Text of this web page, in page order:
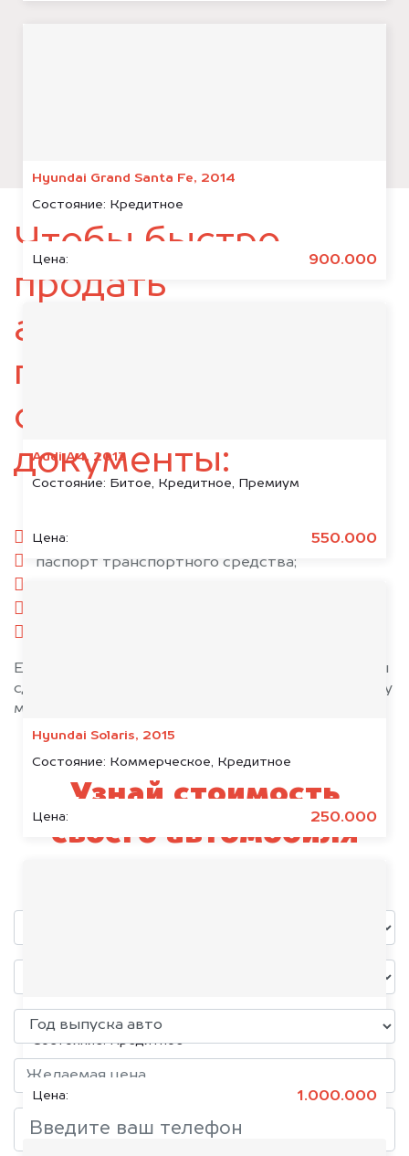
Hyundai Grand Santa Fe, 2014
Состояние: Кредитное
Цена: 900.000
Audi A4, 2013
Состояние: Битое, Кредитное, Премиум
Цена: 550.000
Hyundai Solaris, 2015
Состояние: Коммерческое, Кредитное
Цена: 250.000
KIA K5, 2020
Состояние:Кредитное
Цена: 1.000.000
Чтобы быстро
продать
автомобиль,
подготовьте
следующие
документы:
паспорт гражданина РФ;
паспорт транспортного средства;
Если у вас нет всех документов, то наши юристы
сделают всё возможное, чтобы оформить сделку
максимально быстро!
Узнай стоимость
своего автомобиля